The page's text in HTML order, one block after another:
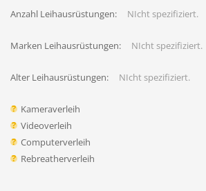
Anzahl Leihausrüstungen: NIcht spezifiziert.
Marken Leihausrüstungen: NIcht spezifiziert.
Alter Leihausrüstungen: NIcht spezifiziert.
Kameraverleih
Videoverleih
Computerverleih
Rebreatherverleih